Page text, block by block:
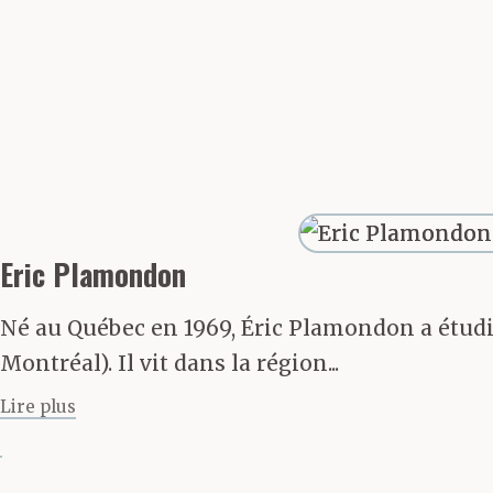
l’église
préparé leur
d’éventuels
Eric Plamondon
Né au Québec en 1969, Éric Plamondon a
Montréal). Il vit dans la région...
Lire plus